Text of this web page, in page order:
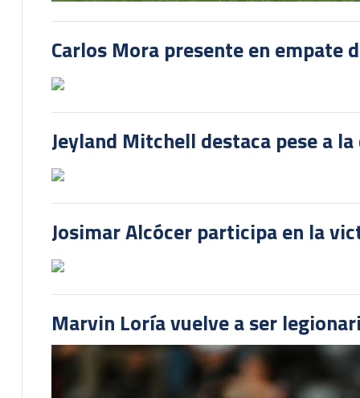
Carlos Mora presente en empate
Jeyland Mitchell destaca pese a
Josimar Alcócer participa en la
Marvin Loría vuelve a ser